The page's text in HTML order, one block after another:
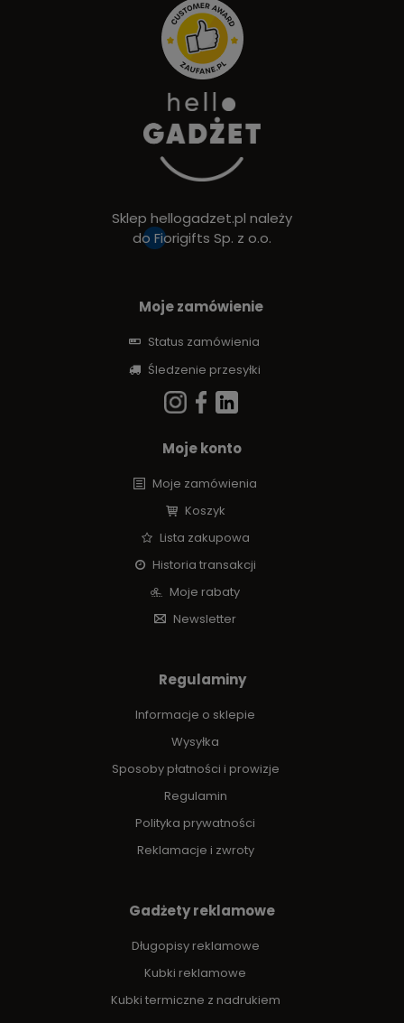
Sklep hellogadzet.pl należy
do Fiorigifts Sp. z o.o.
Moje zamówienie
Status zamówienia
Śledzenie przesyłki
Moje konto
Moje zamówienia
Koszyk
Lista zakupowa
Historia transakcji
Moje rabaty
Newsletter
Regulaminy
Informacje o sklepie
Wysyłka
Sposoby płatności i prowizje
Regulamin
Polityka prywatności
Reklamacje i zwroty
Gadżety reklamowe
Długopisy reklamowe
Kubki reklamowe
Kubki termiczne z nadrukiem